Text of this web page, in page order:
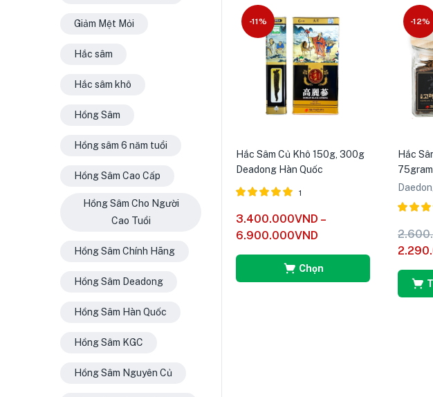
-11%
Hắc Sâm Củ Khô 150g, 300g
Deadong Hàn Quốc
Được xếp
hạng5.00
5 sao
1
3.400.000VND –
6.900.000VND
Chọn
-12%
Hắc
75gram
Được
hạng
5
Giảm Mệt Mỏi
Hắc sâm
Hắc sâm khô
Hồng Sâm
Hồng sâm 6 năm tuổi
Hồng Sâm Cao Cấp
Hồng Sâm Cho Người
Cao Tuổi
Hồng Sâm Chính Hãng
Hồng Sâm Deadong
Hồng Sâm Hàn Quốc
Hồng Sâm KGC
Hồng Sâm Nguyên Củ